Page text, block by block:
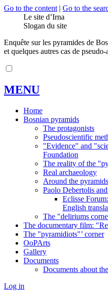
Go to the content | Go to the
Le site d’Irna
Slogan du site
Enquête sur les pyramides de
et quelques autres cas de
MENU
Home
Bosnian pyramids
The protagonists
Pseudoscientific
"Evidence" and
Foundation
The reality of the
Real archaeology
Around the
Paolo Debertolis
Eclisse
English
The "deliriums
The documentary film:
The "pyramidiots"’ corner
OoPArts
Gallery
Documents
Documents about
Log in